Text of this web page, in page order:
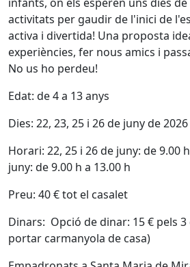
activitats per gaudir de l'inici de
activa i divertida! Una proposta
experiències, fer nous amics i
No us ho perdeu!
Edat: de 4 a 13 anys
Dies: 22, 23, 25 i 26 de juny de 2026
Horari: 22, 25 i 26 de juny: de 9.00
juny: de 9.00 h a 13.00 h
Preu: 40 € tot el casalet
Dinars: Opció de dinar: 15 € pels
portar carmanyola de casa)